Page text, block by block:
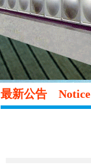
最新公告 Notice